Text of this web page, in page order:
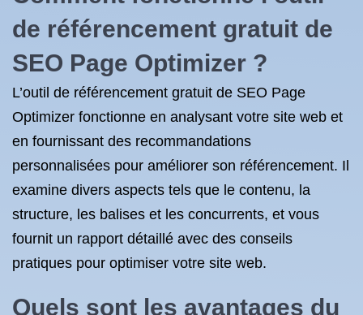
de référencement gratuit de
SEO Page Optimizer ?
L’outil de référencement gratuit de SEO Page
Optimizer fonctionne en analysant votre site web et
en fournissant des recommandations
personnalisées pour améliorer son référencement. Il
examine divers aspects tels que le contenu, la
structure, les balises et les concurrents, et vous
fournit un rapport détaillé avec des conseils
pratiques pour optimiser votre site web.
Quels sont les avantages du